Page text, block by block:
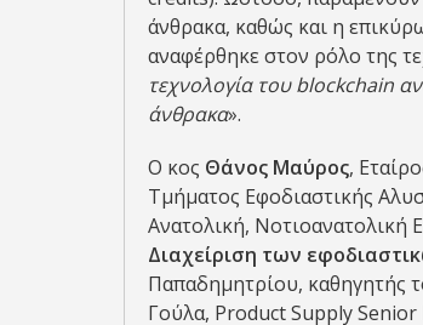
άνθρακα, καθώς και η
αναφέρθηκε στον ρόλο της
τεχνολογία του blockchain
άνθρακα».
Ο κος Θάνος Μαύρος,
Τμήματος Εφοδιαστικής
Ανατολική, Νοτιοανατολική
Διαχείριση των
Παπαδημητρίου, καθηγητής
Γούλα, Product Supply Senior